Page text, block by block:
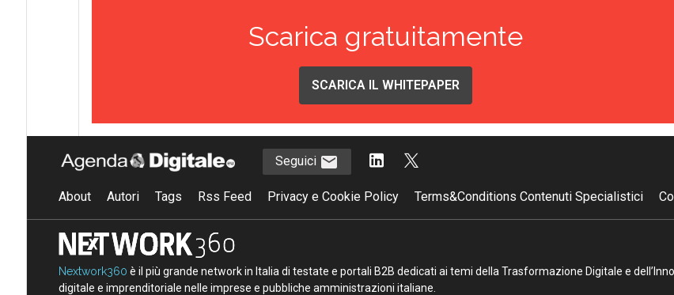
Scarica gratuitamente
SCARICA IL WHITEPAPER
Seguici
About Autori Tags Rss Feed Privacy e Cookie Policy Terms&Conditions Contenuti Specialistici
Nextwork360 è il più grande network in Italia di testate e portali B2B dedicati ai temi della Trasformazione Digitale e
digitale e imprenditoriale nelle imprese e pubbliche amministrazioni italiane.